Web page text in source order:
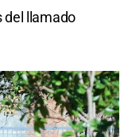
del llamado